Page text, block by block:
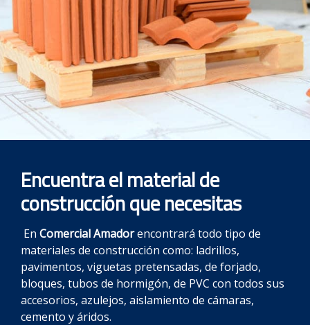
Encuentra el material de
construcción que necesitas
En Comercial Amadorencontrará todo tipo de
materiales de construcción como: ladrillos,
pavimentos, viguetas pretensadas, de forjado,
bloques, tubos de hormigón, de PVC con todos sus
accesorios, azulejos, aislamiento de cámaras,
cemento y áridos.